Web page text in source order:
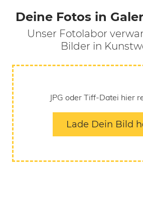
Deine Fotos in
Unser Fotolabor
Bilder in
JPG oder Tiff-Datei hier
Lade Dein Bild